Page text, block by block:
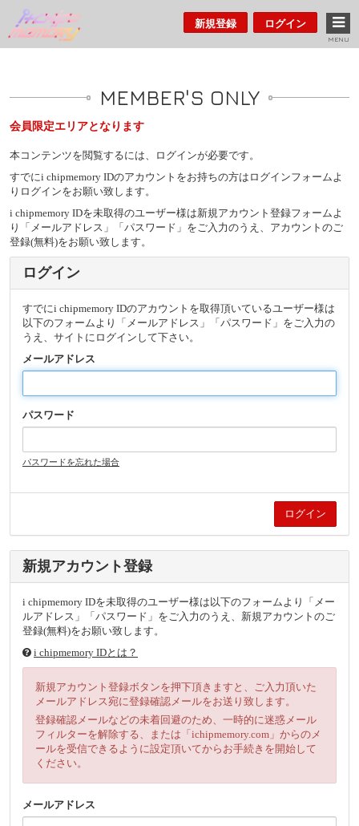
新規登録 ログイン
MENU
MEMBER'S ONLY
会員限定エリアとなります
本コンテンツを閲覧するには、ログインが必要です。
すでにi chipmemory IDのアカウントをお持ちの方はログインフォームよ
りログインをお願い致します。
i chipmemory IDを未取得のユーザー様は新規アカウント登録フォームよ
り「メールアドレス」「パスワード」をご入力のうえ、アカウントのご
登録(無料)をお願い致します。
ログイン
すでにi chipmemory IDのアカウントを取得頂いているユーザー様は
以下のフォームより「メールアドレス」「パスワード」をご入力の
うえ、サイトにログインして下さい。
メールアドレス
パスワード
パスワードを忘れた場合
新規アカウント登録
i chipmemory IDを未取得のユーザー様は以下のフォームより「メー
ルアドレス」「パスワード」をご入力のうえ、新規アカウントのご
登録(無料)をお願い致します。
i chipmemory IDとは？
新規アカウント登録ボタンを押下頂きますと、ご入力頂いた
メールアドレス宛に登録確認メールをお送り致します。
登録確認メールなどの未着回避のため、一時的に迷惑メール
フィルターを解除する、または「ichipmemory.com」からのメ
ールを受信できるように設定頂いてからお手続きを開始して
ください。
メールアドレス